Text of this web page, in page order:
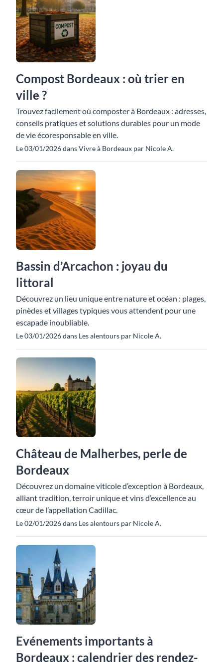
Compost Bordeaux : où trier en
ville ?
Trouvez facilement où composter à Bordeaux : adresses,
conseils pratiques et solutions durables pour un mode
de vie écoresponsable en ville.
Le 03/01/2026 dans Vivre à Bordeaux par Nicole A.
Bassin d’Arcachon : joyau du
littoral
Découvrez un lieu unique entre nature et océan : plages,
pinèdes et villages typiques vous attendent pour une
escapade inoubliable.
Le 03/01/2026 dans Les alentours par Nicole A.
Château de Malherbes, perle de
Bordeaux
Découvrez un domaine viticole d’exception à Bordeaux,
alliant tradition, terroir unique et vins d’excellence au
cœur de l’appellation Cadillac.
Le 02/01/2026 dans Les alentours par Nicole A.
Evénements importants à
Bordeaux : calendrier des rendez-